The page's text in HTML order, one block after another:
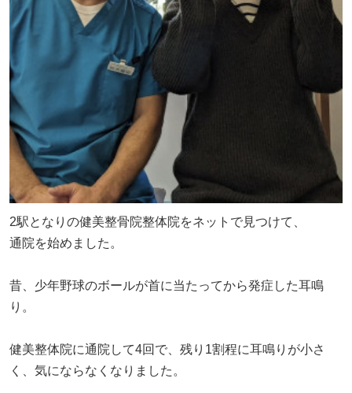
2駅となりの健美整骨院整体院をネットで見つけて、
通院を始めました。
昔、少年野球のボールが首に当たってから発症した耳鳴
り。
健美整体院に通院して4回で、残り1割程に耳鳴りが小さ
く、気にならなくなりました。